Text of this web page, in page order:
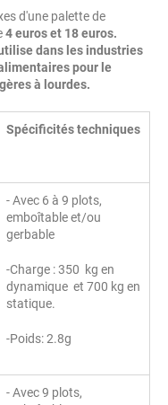
d'une palette de
4 euros et 18 euros.
dans les industries
pour le
à lourdes.
Spécificités techniques
- Avec 6 à 9 plots,
emboîtable et/ou
gerbable
-Charge : 350 kg en
dynamique et 700 kg en
statique.
-Poids: 2.8g
- Avec 9 plots,